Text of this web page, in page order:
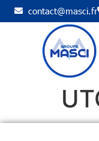
contact@masci.fr